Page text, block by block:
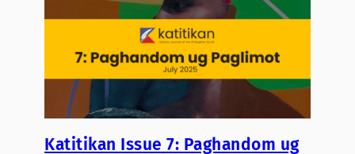
Katitikan Issue 7: Paghandom ug